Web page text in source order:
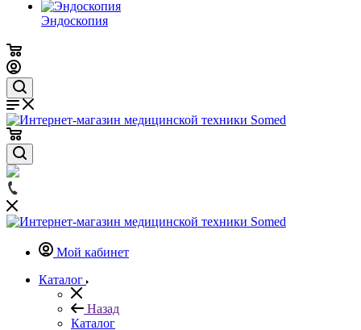
Эндоскопия
Мой кабинет
Каталог
Назад
Каталог